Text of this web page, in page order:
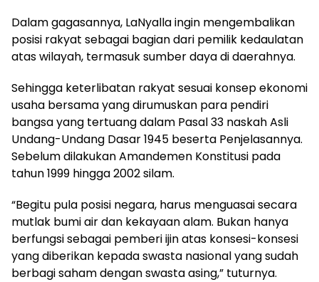
Dalam gagasannya, LaNyalla ingin mengembalikan
posisi rakyat sebagai bagian dari pemilik kedaulatan
atas wilayah, termasuk sumber daya di daerahnya.
Sehingga keterlibatan rakyat sesuai konsep ekonomi
usaha bersama yang dirumuskan para pendiri
bangsa yang tertuang dalam Pasal 33 naskah Asli
Undang-Undang Dasar 1945 beserta Penjelasannya.
Sebelum dilakukan Amandemen Konstitusi pada
tahun 1999 hingga 2002 silam.
“Begitu pula posisi negara, harus menguasai secara
mutlak bumi air dan kekayaan alam. Bukan hanya
berfungsi sebagai pemberi ijin atas konsesi-konsesi
yang diberikan kepada swasta nasional yang sudah
berbagi saham dengan swasta asing,” tuturnya.